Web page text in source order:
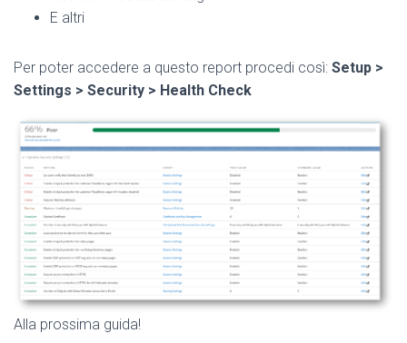
E altri
Per poter accedere a questo report procedi così: Setup >
Settings > Security > Health Check
Alla prossima guida!